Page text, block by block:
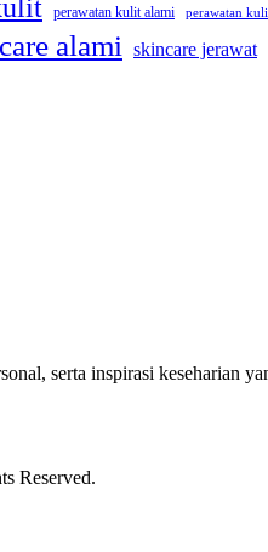
perawatan kulit alami perawatan
alami skincare jerawat
serta inspirasi keseharian
Reserved.